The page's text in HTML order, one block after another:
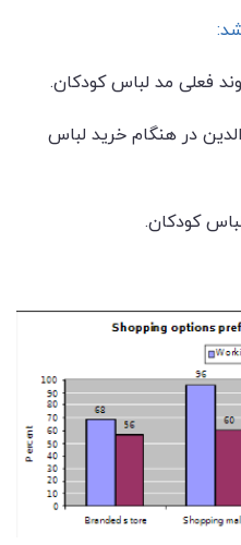
فعلی مد لباس کودکان.
در هنگام خرید لباس
کودکان.